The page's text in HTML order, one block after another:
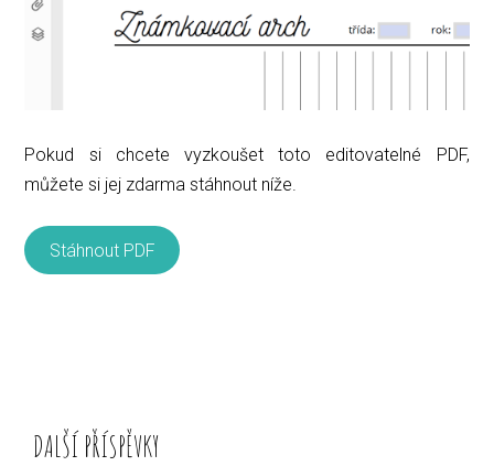
Pokud si chcete vyzkoušet toto editovatelné PDF,
můžete si jej zdarma stáhnout níže.
Stáhnout PDF
DALŠÍ PŘÍSPĚVKY